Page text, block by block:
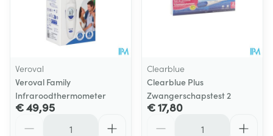
Veroval
Veroval Family
Infraroodthermometer
€ 49,95
Clearblue
Clearblue Plus
Zwangerschapstest 2
€ 17,80